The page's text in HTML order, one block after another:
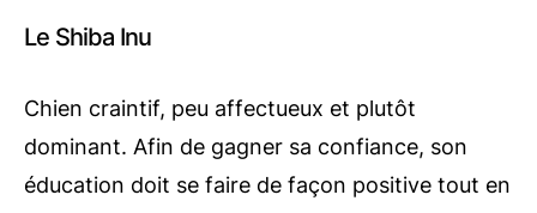
Le Shiba Inu
Chien craintif, peu affectueux et plutôt
dominant. Afin de gagner sa confiance, son
éducation doit se faire de façon positive tout en